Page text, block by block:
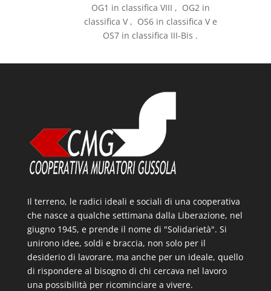
OG1 in classifica VIII , OG2 in
classifica V , OS6 in classifica V e
OS7 in classifica III-Bis .
Il terreno, le radici ideali e sociali di una cooperativa
che nasce a qualche settimana dalla Liberazione, nel
giugno 1945, e prende il nome di "Solidarietà". Si
unirono idee, soldi e braccia, non solo per il
desiderio di lavorare, ma anche per un ideale, quello
di rispondere al bisogno di chi cercava nel lavoro
una possibilità per ricominciare a vivere.